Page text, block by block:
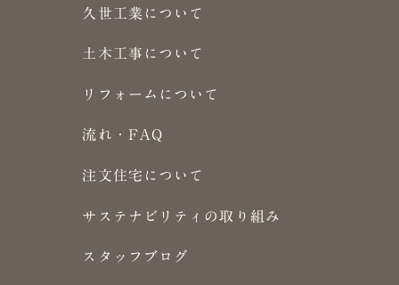
久世工業について
土木工事について
リフォームについて
流れ・FAQ
注文住宅について
サステナビリティの取り組み
スタッフブログ